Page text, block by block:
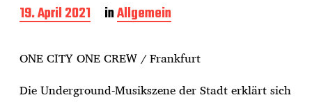
B
e
t
r
a
g
19. April 2021 inAllgemein
ONE CITY ONE CREW / Frankfurt
Die Underground-Musikszene der Stadt erklärt sich